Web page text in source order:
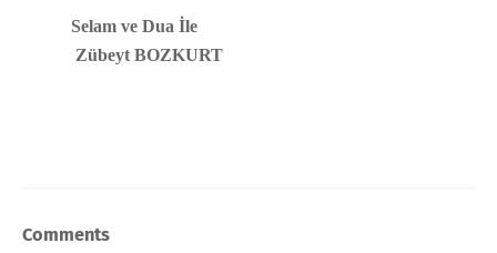
Selam ve Dua İle
Zübeyt BOZKURT
Comments